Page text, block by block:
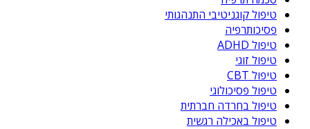
טיפול קוגניטיבי התנהגותי
פסיכותרפיה
טיפול ADHD
טיפול זוגי
טיפול CBT
טיפול פסיכולוגי
טיפול בחרדה חברתית
טיפול באכילה רגשית